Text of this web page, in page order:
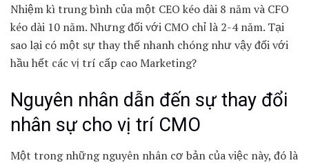
Nhiệm kì trung bình của một CEO kéo dài 8 năm và CFO
kéo dài 10 năm. Nhưng đối với CMO chỉ là 2-4 năm. Tại
sao lại có một sự thay thế nhanh chóng như vậy đối với
hầu hết các vị trí cấp cao Marketing?
Nguyên nhân dẫn đến sự thay đổi
nhân sự cho vị trí CMO
Một trong những nguyên nhân cơ bản của việc này, đó là